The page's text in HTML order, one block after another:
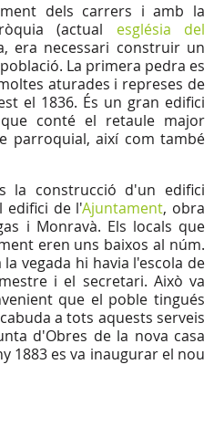
dels carrers i amb la
(actual església del
era necessari construir un
La primera pedra es
aturades i represes de
el 1836. És un gran edifici
conté el retaule major
parroquial, així com també
la construcció d'un edifici
edifici de l'Ajuntament, obra
i Monravà. Els locals que
eren uns baixos al núm.
vegada hi havia l'escola de
i el secretari. Això va
que el poble tingués
a tots aquests serveis
d'Obres de la nova casa
1883 es va inaugurar el nou